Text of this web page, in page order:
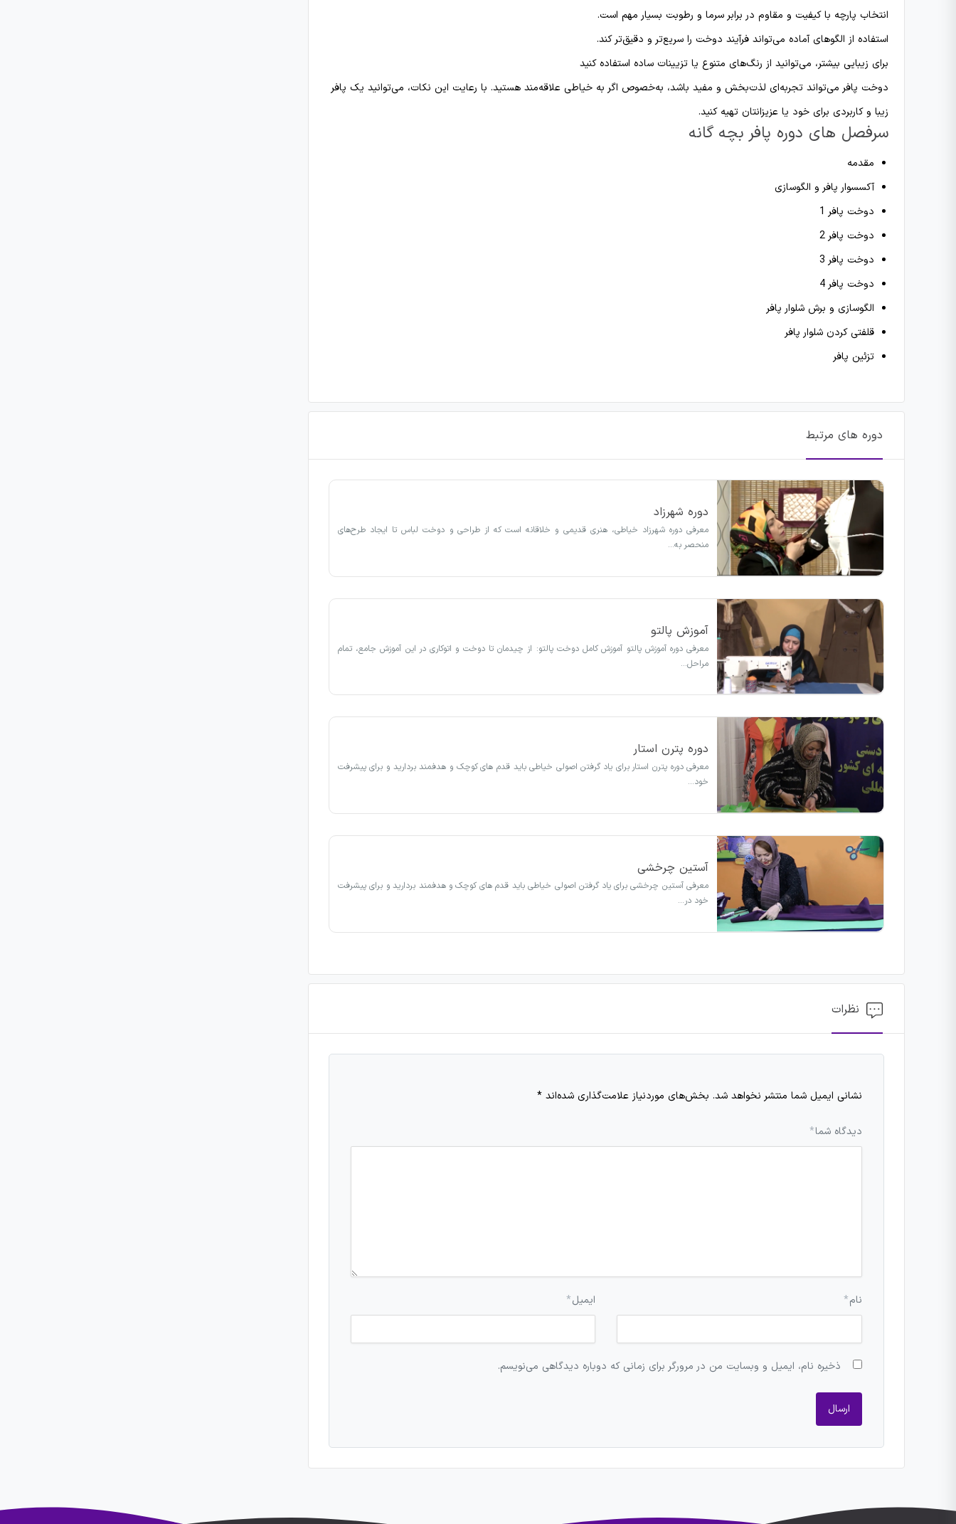
انتخاب پارچه با کیفیت و مقاوم در برابر سرما و رطوبت بسیار مهم است.
استفاده از الگوهای آماده می‌تواند فرآیند دوخت را سریع‌تر و دقیق‌تر کند.
برای زیبایی بیشتر، می‌توانید از رنگ‌های متنوع یا تزیینات ساده استفاده کنید
دوخت پافر می‌تواند تجربه‌ای لذت‌بخش و مفید باشد، به‌خصوص اگر به خیاطی علاقه‌مند هستید. با رعایت این نکات، می‌توانید یک پافر
زیبا و کاربردی برای خود یا عزیزانتان تهیه کنید.
سرفصل های دوره پافر بچه گانه
مقدمه
آکسسوار پافر و الگوسازی
دوخت پافر 1
دوخت پافر 2
دوخت پافر 3
دوخت پافر 4
الگوسازی و برش شلوار پافر
قلفتی کردن شلوار پافر
تزئین پافر
دوره های مرتبط
دوره شهرزاد
معرفی دوره شهرزاد خیاطی، هنری قدیمی و خلاقانه است که از طراحی و دوخت لباس تا ایجاد طرح‌های
منحصر به…
آموزش پالتو
معرفی دوره آموزش پالتو آموزش کامل دوخت پالتو: از چیدمان تا دوخت و اتوکاری در این آموزش جامع، تمام
مراحل…
دوره پترن استار
معرفی دوره پترن استار برای یاد گرفتن اصولی خیاطی باید قدم های کوچک و هدفمند بردارید و برای پیشرفت
خود…
آستین چرخشی
معرفی آستین چرخشی برای یاد گرفتن اصولی خیاطی باید قدم های کوچک و هدفمند بردارید و برای پیشرفت
خود در…
نظرات
نشانی ایمیل شما منتشر نخواهد شد. بخش‌های موردنیاز علامت‌گذاری شده‌اند *
دیدگاه شما*
نام* ایمیل*
ذخیره نام، ایمیل و وبسایت من در مرورگر برای زمانی که دوباره دیدگاهی می‌نویسم.